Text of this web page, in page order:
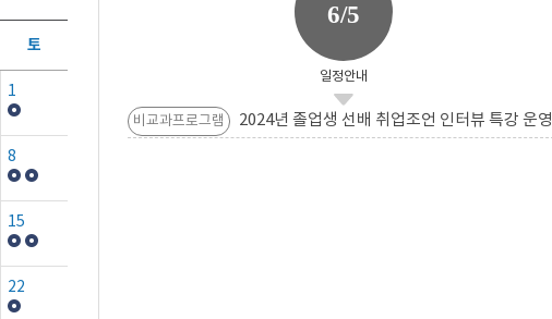
토
1
8
15
22
6/5
일정안내
비교과프로그램 2024년 졸업생 선배 취업조언 인터뷰 특강 운영